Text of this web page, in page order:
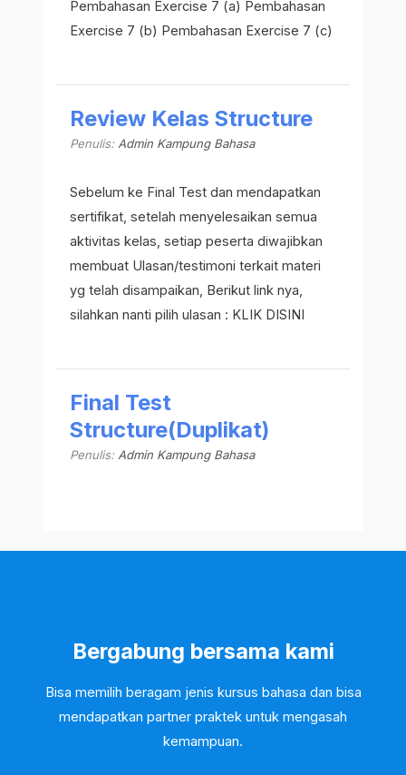
Pembahasan Exercise 7 (a) Pembahasan
Exercise 7 (b) Pembahasan Exercise 7 (c)
Review Kelas Structure
Penulis:Admin Kampung Bahasa
Sebelum ke Final Test dan mendapatkan
sertifikat, setelah menyelesaikan semua
aktivitas kelas, setiap peserta diwajibkan
membuat Ulasan/testimoni terkait materi
yg telah disampaikan, Berikut link nya,
silahkan nanti pilih ulasan : KLIK DISINI
Final Test
Structure(Duplikat)
Penulis: Admin Kampung Bahasa
Bergabung bersama kami
Bisa memilih beragam jenis kursus bahasa dan bisa
mendapatkan partner praktek untuk mengasah
kemampuan.